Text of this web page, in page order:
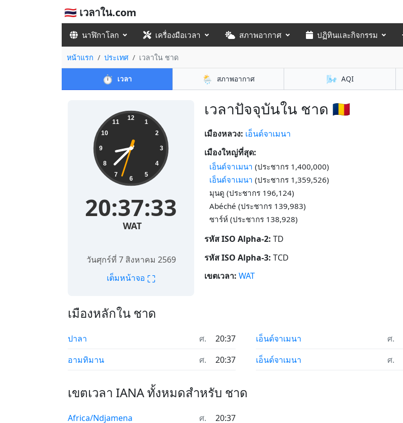
🇹🇭 เวลาใน.com
นาฬิกาโลก เครื่องมือเวลา สภาพอากาศ ปฏิทินและกิจกรรม
หน้าแรก ประเทศ เวลาใน ชาด
⏱️ เวลา 🌦️ สภาพอากาศ 🌬️ AQI
เวลาปัจจุบันใน ชาด 🇹🇩
12
1
2
3
4
5
6
7
8
9
10
11
20:37:34
WAT
วันศุกร์ที่ 7 สิงหาคม 2569
เต็มหน้าจอ ⛶
เมืองหลวง: เอ็นด์จาเมนา
เมืองใหญ่ที่สุด:
เอ็นด์จาเมนา (ประชากร 1,400,000)
เอ็นด์จาเมนา (ประชากร 1,359,526)
มุนดู (ประชากร 196,124)
Abéché (ประชากร 139,983)
ซาร์ห์ (ประชากร 138,928)
รหัส ISO Alpha-2: TD
รหัส ISO Alpha-3: TCD
เขตเวลา: WAT
เมืองหลักใน ชาด
ปาลา ศ.
20:37
อามทิมาน
ศ. 20:37
เอ็นด์จาเมนา ศ.
เอ็นด์จาเมนา
ศ.
เขตเวลา IANA ทั้งหมดสำหรับ ชาด
Africa/Ndjamena ศ. 20:37